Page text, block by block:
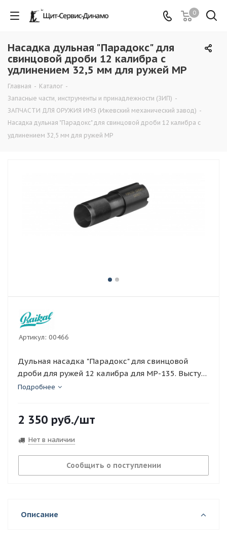
0
Насадка дульная "Парадокс" для
свинцовой дроби 12 калибра с
удлинением 32,5 мм для ружей МР
Главная - Каталог -
Запасные части, инструменты и принадлежности (ЗИП) -
ЗАПЧАСТИ ДЛЯ ОРУЖИЯ ИМЗ (Ижевский механический завод) -
Насадка дульная "Парадокс" для свинцовой дроби 12 калибра с
удлинением 32,5 мм для ружей МР
Артикул: 00466
Дульная насадка "Парадокс" для свинцовой
дроби для ружей 12 калибра для МР-135. Выступ
32,5 мм. БД100
Подробнее
2 350 руб./шт
Нет в наличии
Сообщить о поступлении
Описание